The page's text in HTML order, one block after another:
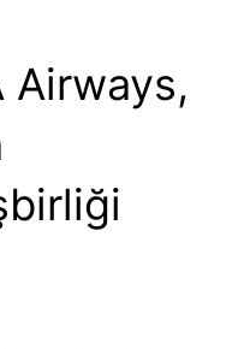
Airways,